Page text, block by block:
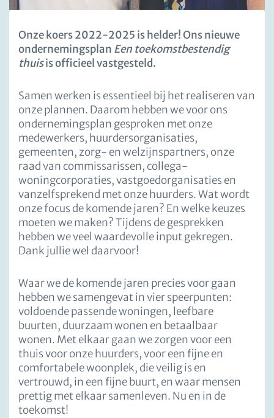
Onze koers 2022-2025 is helder! Ons nieuwe
ondernemingsplan Een toekomstbestendig
thuisis officieel vastgesteld.
Samen werken is essentieel bij het realiseren van
onze plannen. Daarom hebben we voor ons
ondernemingsplan gesproken met onze
medewerkers, huurdersorganisaties,
gemeenten, zorg- en welzijnspartners, onze
raad van commissarissen, collega-
woningcorporaties, vastgoedorganisaties en
vanzelfsprekend met onze huurders. Wat wordt
onze focus de komende jaren? En welke keuzes
moeten we maken? Tijdens de gesprekken
hebben we veel waardevolle input gekregen.
Dank jullie wel daarvoor!
Waar we de komende jaren precies voor gaan
hebben we samengevat in vier speerpunten:
voldoende passende woningen, leefbare
buurten, duurzaam wonen en betaalbaar
wonen. Met elkaar gaan we zorgen voor een
thuis voor onze huurders, voor een fijne en
comfortabele woonplek, die veilig is en
vertrouwd, in een fijne buurt, en waar mensen
prettig met elkaar samenleven. Nu en in de
toekomst!